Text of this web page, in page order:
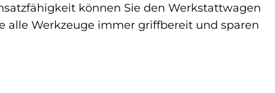
können Sie den Werkstattwagen
alle Werkzeuge immer griffbereit und sparen